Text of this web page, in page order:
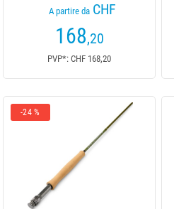
A partire da CHF
168,20
PVP*: CHF 168,20
-24 %